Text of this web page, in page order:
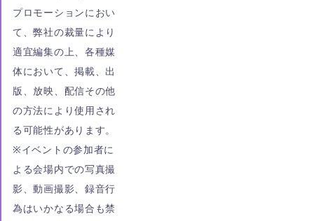
プロモーションにおい
て、弊社の裁量により
適宜編集の上、各種媒
体において、掲載、出
版、放映、配信その他
の方法により使用され
る可能性があります。
※イベントの参加者に
よる会場内での写真撮
影、動画撮影、録音行
為はいかなる場合も禁